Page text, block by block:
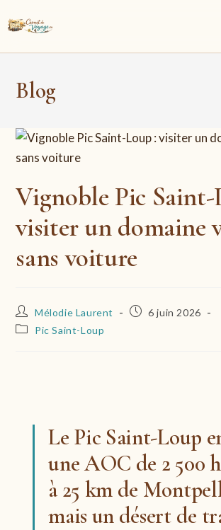
to
Blog
Vignoble Pic Saint-
visiter un domaine
sans voiture
Auteur/autrice
de
Mélodie Laurent
Publication
6 juin 2026
PostPic Saint-Loup
Le Pic Saint-Loup
une AOC de 2 500
à 25 km de
mais un désert de